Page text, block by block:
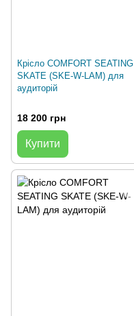
Крісло COMFORT SEATING
SKATE (SKE-W-LAM) для
аудиторій
18 200 грн
Купити